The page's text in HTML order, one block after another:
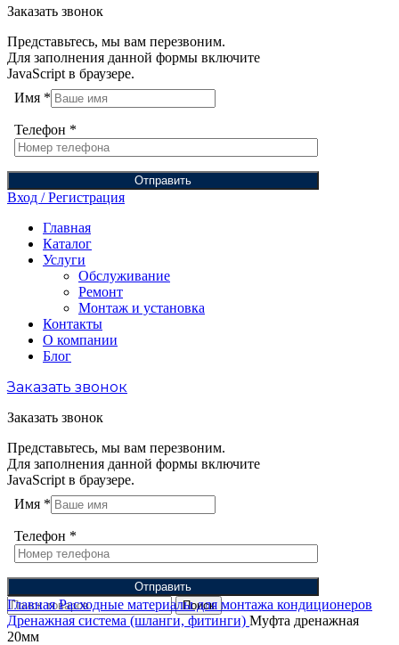
Заказать звонок
Представьтесь, мы вам перезвоним.
Для заполнения данной формы включите
JavaScript в браузере.
Имя *
Телефон *
Отправить
Вход / Регистрация
Главная
Каталог
Услуги
Обслуживание
Ремонт
Монтаж и установка
Контакты
О компании
Блог
Заказать звонок
Заказать звонок
Представьтесь, мы вам перезвоним.
Для заполнения данной формы включите
JavaScript в браузере.
Имя *
Телефон *
Отправить
Поиск
ГлавнаяРасходные материалы для монтажа кондиционеров
Дренажная система (шланги, фитинги) Муфта дренажная
20мм